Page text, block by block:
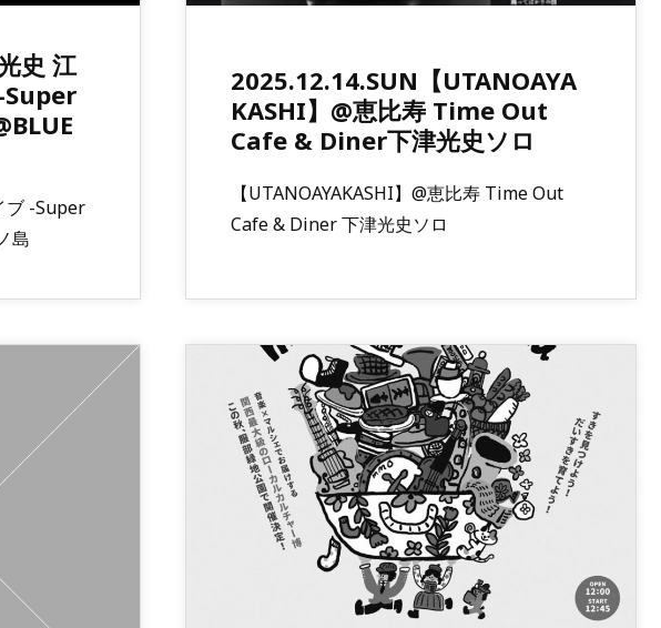
史 江
Super
ブ -Super
島
2025.12.14.SUN【UTANOAYA
KASHI】@恵比寿 Time Out
Cafe & Diner下津光史ソロ
【UTANOAYAKASHI】@恵比寿 Time Out
Cafe & Diner 下津光史ソロ